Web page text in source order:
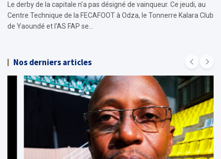
Le derby de la capitale n’a pas désigné de vainqueur. Ce jeudi, au
Centre Technique de la FECAFOOT à Odza, le Tonnerre Kalara Club
de Yaoundé et l’AS FAP se…
Nos derniers articles